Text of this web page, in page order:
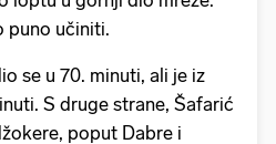
se u 70. minuti, ali je iz
poput Dabre i
golom za izjednačenje.